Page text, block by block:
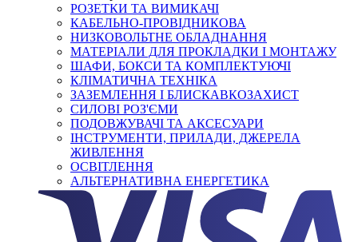
РОЗЕТКИ ТА ВИМИКАЧІ
КАБЕЛЬНО-ПРОВІДНИКОВА
НИЗКОВОЛЬТНЕ ОБЛАДНАННЯ
МАТЕРІАЛИ ДЛЯ ПРОКЛАДКИ І МОНТАЖУ
ШАФИ, БОКСИ ТА КОМПЛЕКТУЮЧІ
КЛІМАТИЧНА ТЕХНІКА
ЗАЗЕМЛЕННЯ І БЛИСКАВКОЗАХИСТ
СИЛОВІ РОЗ'ЄМИ
ПОДОВЖУВАЧІ ТА АКСЕСУАРИ
ІНСТРУМЕНТИ, ПРИЛАДИ, ДЖЕРЕЛА
ЖИВЛЕННЯ
ОСВІТЛЕННЯ
АЛЬТЕРНАТИВНА ЕНЕРГЕТИКА